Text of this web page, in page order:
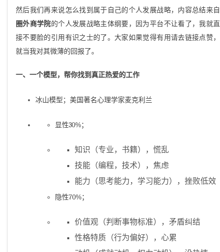
然后我们再来说怎么找到属于自己的个人发展战略，内容总结来自
圈外商学院的个人发展战略主体纲要，因为平台不让看了，我就直
接不要脸的引用有识之士的了。大家如果觉得有用请去链接点赞，
就当我对其微薄的回报了。
一、一个模型，帮你找到真正热爱的工作
冰山模型；美国著名心理学家麦克利兰
显性30%；
知识（专业，书籍），慌乱
技能（编程，技术），焦虑
能力（思考能力，学习能力），挫败低效
隐性70%；
价值观（判断事物标准），矛盾纠结
性格特质（行为偏好），心累